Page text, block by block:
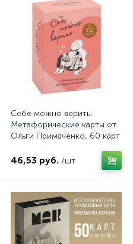
Себе можно верить.
Метафорические карты от
Ольги Примаченко, 60 карт
46,53 руб. /шт